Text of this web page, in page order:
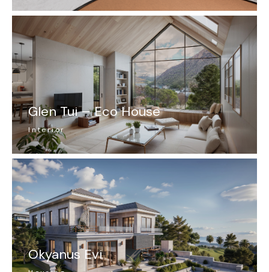
Glen Tui – Eco House
Interior
Okyanus Evi